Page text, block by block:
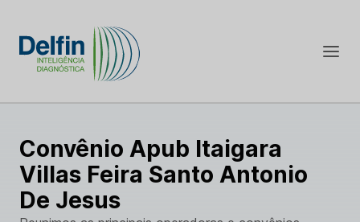
Convênio Apub Itaigara
Villas Feira Santo Antonio
De Jesus